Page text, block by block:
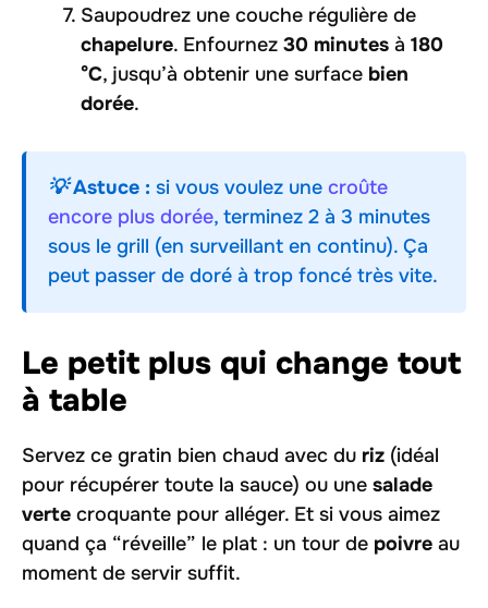
Saupoudrez une couche régulière de
chapelure. Enfournez 30 minutes à 180
°C, jusqu’à obtenir une surface bien
dorée.
💡 Astuce : si vous voulez une croûte
encore plus dorée, terminez 2 à 3 minutes
sous le grill (en surveillant en continu). Ça
peut passer de doré à trop foncé très vite.
Le petit plus qui change tout
à table
Servez ce gratin bien chaud avec du riz (idéal
pour récupérer toute la sauce) ou une salade
verte croquante pour alléger. Et si vous aimez
quand ça “réveille” le plat : un tour de poivre au
moment de servir suffit.